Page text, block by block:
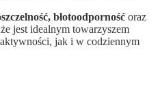
błotoodporność oraz
jest idealnym towarzyszem
jak i w codziennym